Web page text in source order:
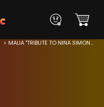
MALIA "TRIBUTE TO NINA SIMONE"